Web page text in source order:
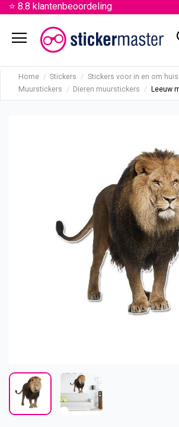
⭐ 8.8 klantenbeoordeling
menu
Home Stickers
Stickers voor in en om huis
Muurstickers
Dieren muurstickers Leeuw